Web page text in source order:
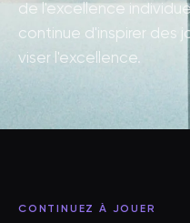
de l'excellence
continue d'inspirer des
viser l'excellence.
CONTINUEZ À JOUER